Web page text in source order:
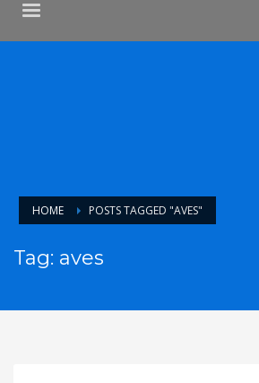
HOME POSTS TAGGED "AVES"
Tag: aves